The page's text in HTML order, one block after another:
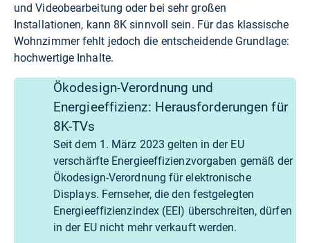
und Videobearbeitung oder bei sehr großen
Installationen, kann 8K sinnvoll sein. Für das klassische
Wohnzimmer fehlt jedoch die entscheidende Grundlage:
hochwertige Inhalte.
Ökodesign-Verordnung und
Energieeffizienz: Herausforderungen für
8K-TVs
Seit dem 1. März 2023 gelten in der EU
verschärfte Energieeffizienzvorgaben gemäß der
Ökodesign-Verordnung für elektronische
Displays. Fernseher, die den festgelegten
Energieeffizienzindex (EEI) überschreiten, dürfen
in der EU nicht mehr verkauft werden.